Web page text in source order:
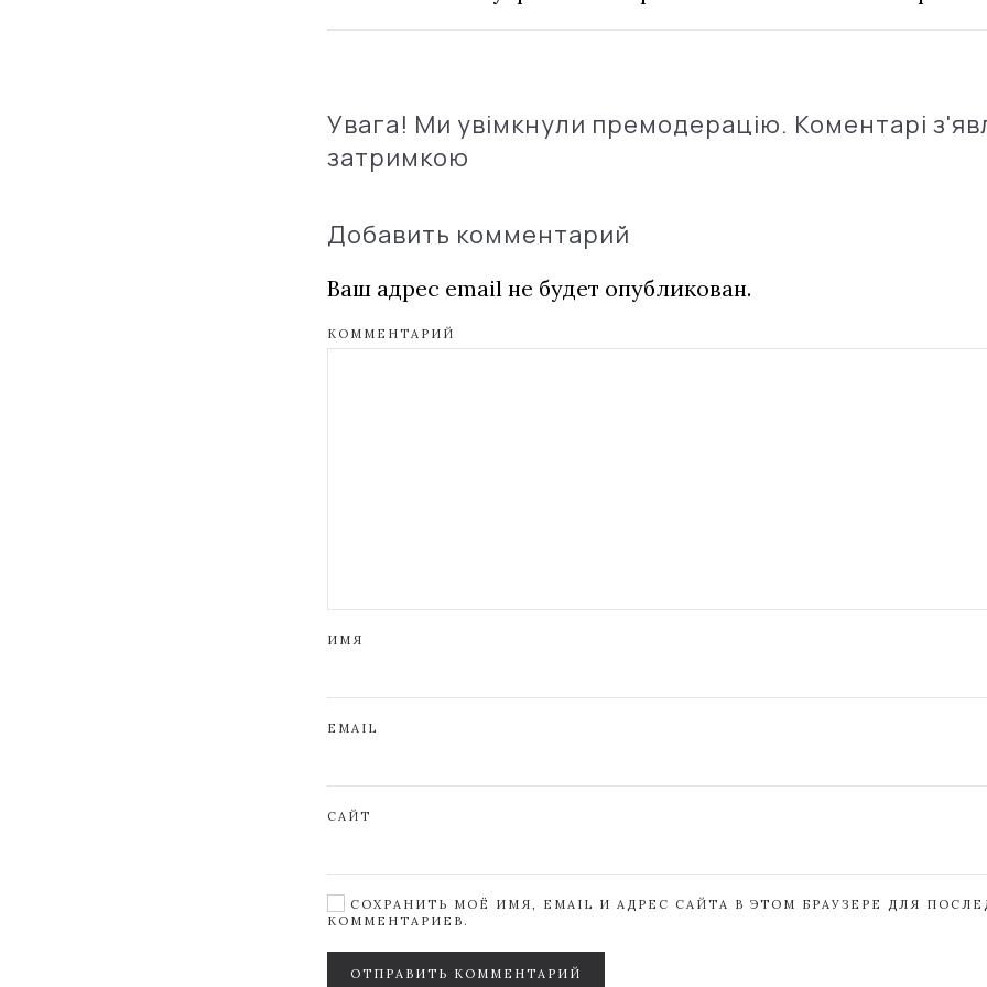
Увага! Ми увімкнули премодерацію. Коментарі
затримкою
Добавить комментарий
Ваш адрес email не будет опубликован.
КОММЕНТАРИЙ
ИМЯ
EMAIL
САЙТ
СОХРАНИТЬ МОЁ ИМЯ, EMAIL И АДРЕС САЙТА В ЭТОМ БРАУЗЕРЕ ДЛЯ
КОММЕНТАРИЕВ.
ОТПРАВИТЬ КОММЕНТАРИЙ